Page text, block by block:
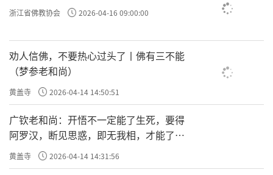
浙江省佛教协会 2026-04-16 09:00:00
劝人信佛，不要热心过头了丨佛有三不能
（梦参老和尚）
黄盖寺 2026-04-14 14:50:51
广钦老和尚：开悟不一定能了生死，要得
阿罗汉，断见思惑，即无我相，才能了生
死
黄盖寺 2026-04-14 14:31:56